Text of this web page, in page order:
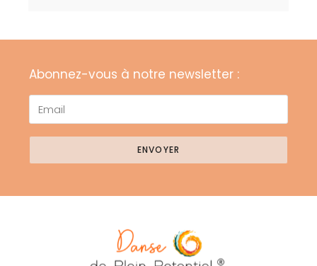
Abonnez-vous à notre newsletter :
ENVOYER